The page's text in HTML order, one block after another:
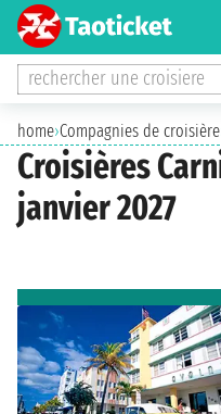
rechercher une croisiere
home›Compagnies de croisière
Croisières
janvier 2027